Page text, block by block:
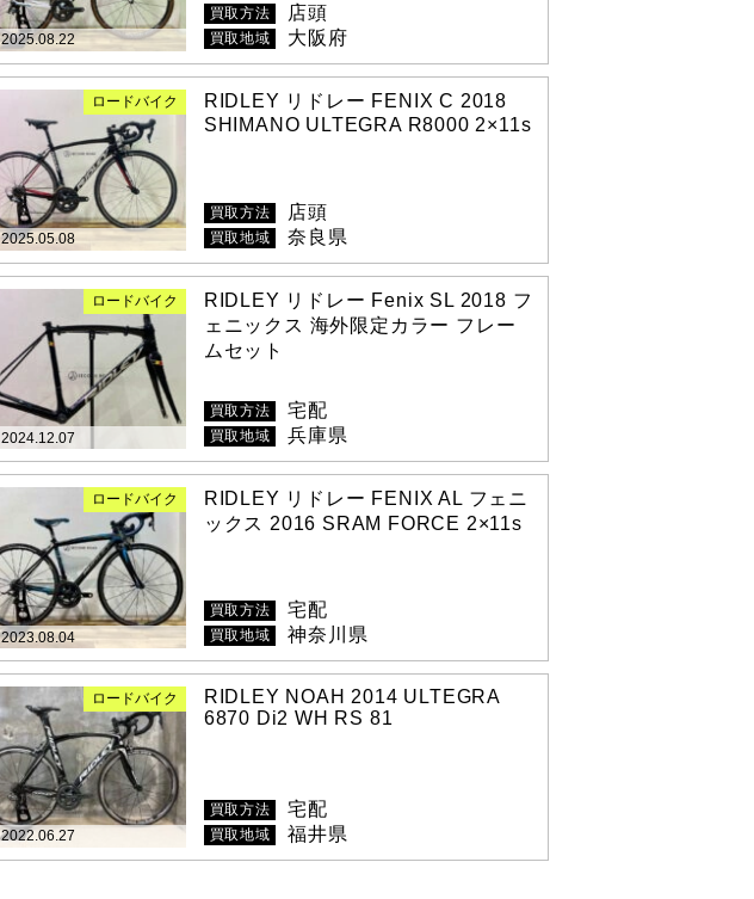
2025.08.22
買取方法 店頭
買取地域 大阪府
ロードバイク
2025.05.08
RIDLEY リドレー FENIX C 2018
SHIMANO ULTEGRA R8000 2×11s
買取方法 店頭
買取地域 奈良県
ロードバイク
2024.12.07
RIDLEY リドレー Fenix SL 2018 フ
ェニックス 海外限定カラー フレー
ムセット
買取方法 宅配
買取地域 兵庫県
ロードバイク
2023.08.04
RIDLEY リドレー FENIX AL フェニ
ックス 2016 SRAM FORCE 2×11s
買取方法 宅配
買取地域 神奈川県
ロードバイク
2022.06.27
RIDLEY NOAH 2014 ULTEGRA
6870 Di2 WH RS 81
買取方法 宅配
買取地域 福井県